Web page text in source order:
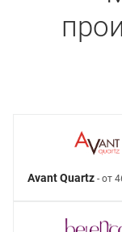
Avant Quartz - от